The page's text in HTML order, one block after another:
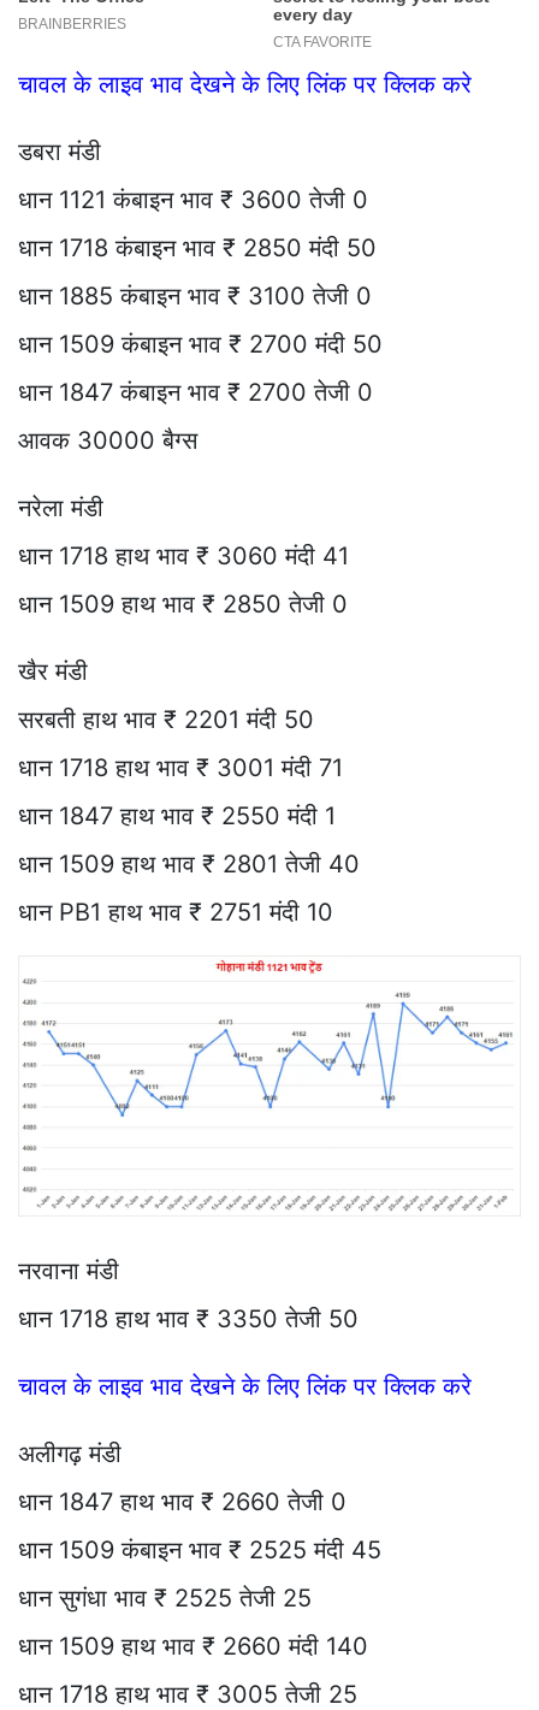
चावल के लाइव भाव देखने के लिए लिंक पर क्लिक करे
डबरा मंडी
धान 1121 कंबाइन भाव ₹ 3600 तेजी 0
धान 1718 कंबाइन भाव ₹ 2850 मंदी 50
धान 1885 कंबाइन भाव ₹ 3100 तेजी 0
धान 1509 कंबाइन भाव ₹ 2700 मंदी 50
धान 1847 कंबाइन भाव ₹ 2700 तेजी 0
आवक 30000 बैग्स
नरेला मंडी
धान 1718 हाथ भाव ₹ 3060 मंदी 41
धान 1509 हाथ भाव ₹ 2850 तेजी 0
खैर मंडी
सरबती हाथ भाव ₹ 2201 मंदी 50
धान 1718 हाथ भाव ₹ 3001 मंदी 71
धान 1847 हाथ भाव ₹ 2550 मंदी 1
धान 1509 हाथ भाव ₹ 2801 तेजी 40
धान PB1 हाथ भाव ₹ 2751 मंदी 10
नरवाना मंडी
धान 1718 हाथ भाव ₹ 3350 तेजी 50
चावल के लाइव भाव देखने के लिए लिंक पर क्लिक करे
अलीगढ़ मंडी
धान 1847 हाथ भाव ₹ 2660 तेजी 0
धान 1509 कंबाइन भाव ₹ 2525 मंदी 45
धान सुगंधा भाव ₹ 2525 तेजी 25
धान 1509 हाथ भाव ₹ 2660 मंदी 140
धान 1718 हाथ भाव ₹ 3005 तेजी 25